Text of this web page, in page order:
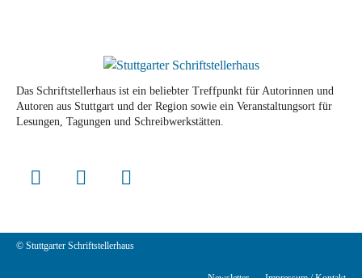
Das Schriftstellerhaus ist ein beliebter Treffpunkt für Autorinnen und
Autoren aus Stuttgart und der Region sowie ein Veranstaltungsort für
Lesungen, Tagungen und Schreibwerkstätten.
© Stuttgarter Schriftstellerhaus